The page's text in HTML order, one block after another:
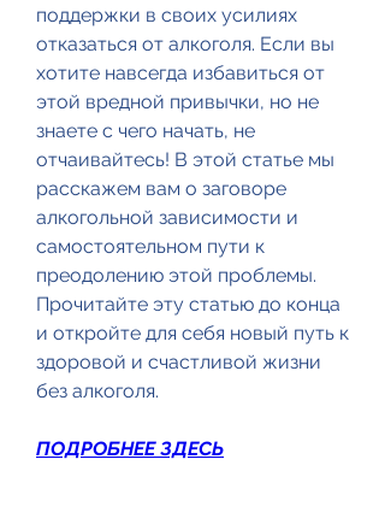
поддержки в своих усилиях
отказаться от алкоголя. Если вы
хотите навсегда избавиться от
этой вредной привычки, но не
знаете с чего начать, не
отчаивайтесь! В этой статье мы
расскажем вам о заговоре
алкогольной зависимости и
самостоятельном пути к
преодолению этой проблемы.
Прочитайте эту статью до конца
и откройте для себя новый путь к
здоровой и счастливой жизни
без алкоголя.
ПОДРОБНЕЕ ЗДЕСЬ